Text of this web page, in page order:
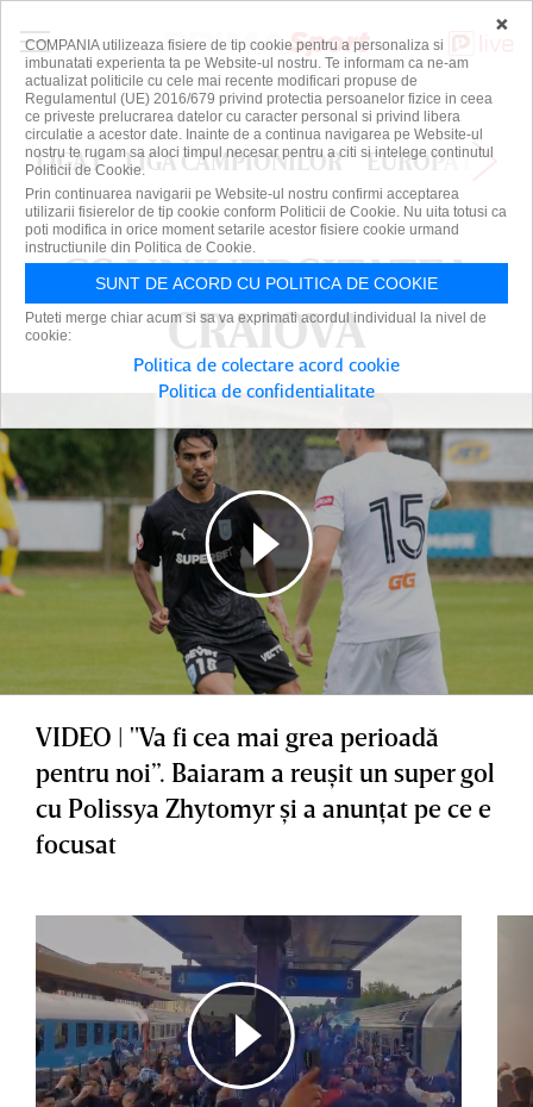
LIGA 1 LIGA CAMPIONILOR EUROPA
CS UNIVERSITATEA
CRAIOVA
CS UNIVERSITATEA
CRAIOVA
VIDEO | "Va fi cea mai grea perioadă
pentru noi”. Baiaram a reuşit un super gol
cu Polissya Zhytomyr şi a anunţat pe ce e
focusat
×
COMPANIA utilizeaza fisiere de tip cookie pentru a personaliza si
imbunatati experienta ta pe Website-ul nostru. Te informam ca ne-am
actualizat politicile cu cele mai recente modificari propuse de
Regulamentul (UE) 2016/679 privind protectia persoanelor fizice in ceea
ce priveste prelucrarea datelor cu caracter personal si privind libera
circulatie a acestor date. Inainte de a continua navigarea pe Website-ul
nostru te rugam sa aloci timpul necesar pentru a citi si intelege continutul
Politicii de Cookie.
Prin continuarea navigarii pe Website-ul nostru confirmi acceptarea
utilizarii fisierelor de tip cookie conform Politicii de Cookie. Nu uita totusi ca
poti modifica in orice moment setarile acestor fisiere cookie urmand
instructiunile din Politica de Cookie.
SUNT DE ACORD CU POLITICA DE COOKIE
Puteti merge chiar acum si sa va exprimati acordul individual la nivel de
cookie:
Politica de colectare acord cookie
Politica de confidentialitate